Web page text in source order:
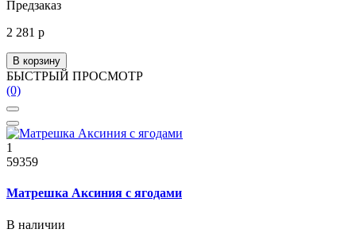
Предзаказ
2 281 р
В корзину
БЫСТРЫЙ ПРОСМОТР
(0)
1
59359
Матрешка Аксиния с ягодами
В наличии